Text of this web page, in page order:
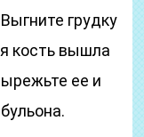
грудку
кость вышла
ее и